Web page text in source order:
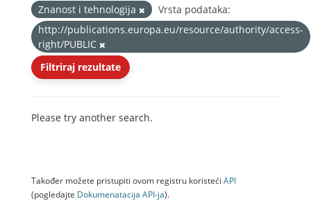
Znanost i tehnologija
Vrsta podataka:
http://publications.europa.eu/resource/authority/access-
right/PUBLIC
Filtriraj rezultate
Please try another search.
Također možete pristupiti ovom registru koristeći API
(pogledajte Dokumenаtаcijа API-jа).